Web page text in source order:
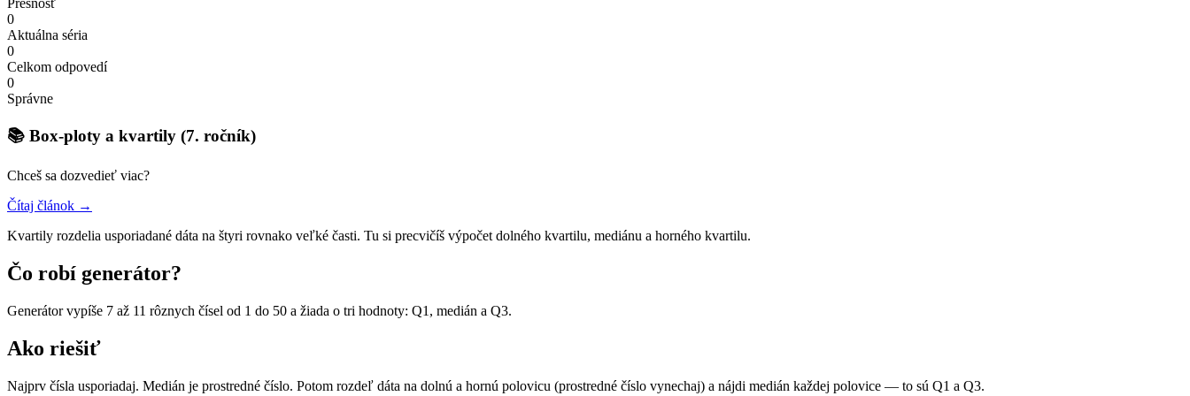
0
Aktuálna séria
0
Celkom odpovedí
0
Správne
📚 Box-ploty a kvartily (7. ročník)
Chceš sa dozvedieť viac?
Čítaj článok →
Kvartily rozdelia usporiadané dáta na štyri rovnako veľké časti. Tu si precvičíš výpočet dolného kvartilu, mediánu a horného kvartilu.
Čo robí generátor?
Generátor vypíše 7 až 11 rôznych čísel od 1 do 50 a žiada o tri hodnoty: Q1, medián a Q3.
Ako riešiť
Najprv čísla usporiadaj. Medián je prostredné číslo. Potom rozdeľ dáta na dolnú a hornú polovicu (prostredné číslo vynechaj) a nájdi medián každej polovice — to sú Q1 a Q3.